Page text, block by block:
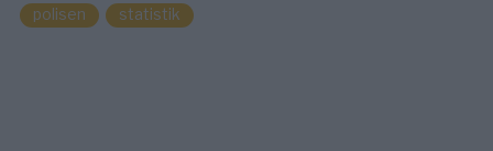
polisen
statistik